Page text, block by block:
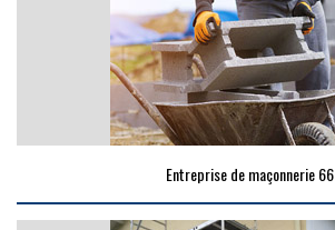
Entreprise de maçonnerie 66